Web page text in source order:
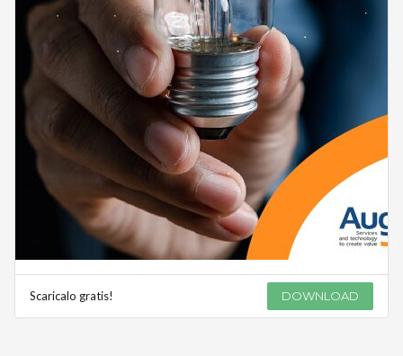
Scaricalo gratis! DOWNLOAD